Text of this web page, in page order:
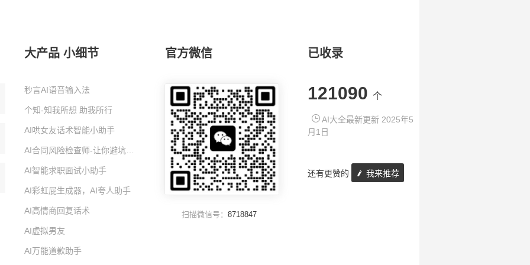
大产品 小细节
秒言AI语音输入法
个知-知我所想 助我所行
AI哄女友话术智能小助手
AI智能求职面试小助手
AI彩虹屁生成器，AI夸人助手
AI高情商回复话术
AI虚拟男友
AI万能道歉助手
官方微信
扫描微信号： 8718847
已收录
121090 个
AI大全最新更新 2025年5
月1日
还有更赞的 我来推荐